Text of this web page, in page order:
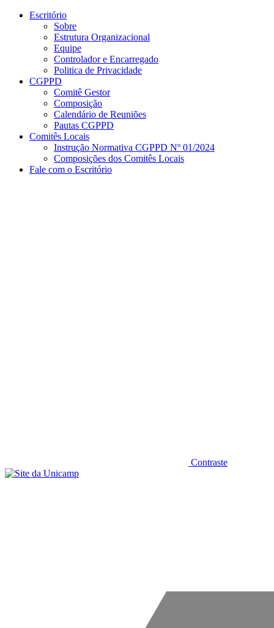
Conteúdo principal
Escritório
Sobre
Estrutura Organizacional
Equipe
Controlador e Encarregado
Politica de Privacidade
CGPPD
Comitê Gestor
Composição
Calendário de Reuniões
Pautas CGPPD
Comitês Locais
Instrução Normativa CGPPD Nº 01/2024
Composições dos Comitês Locais
Fale com o Escritório
Contraste